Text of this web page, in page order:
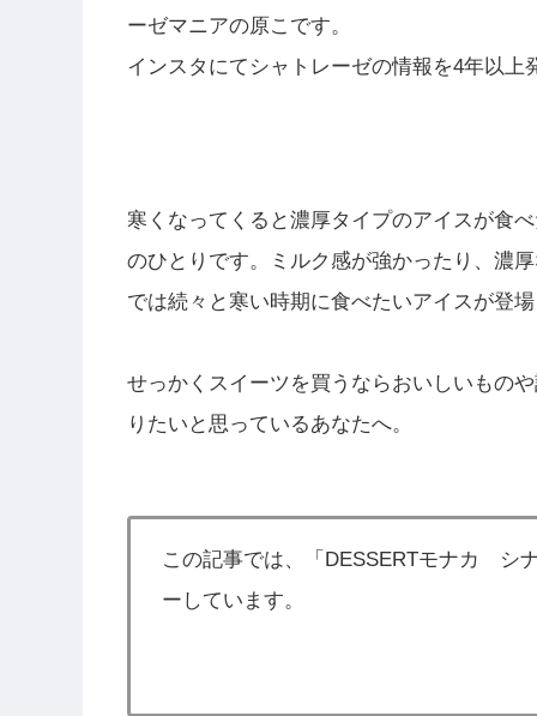
ーゼマニアの原こです。
インスタにてシャトレーゼの情報を4年以上
寒くなってくると濃厚タイプのアイスが食
のひとりです。ミルク感が強かったり、濃
では続々と寒い時期に食べたいアイスが登
せっかくスイーツを買うならおいしいもの
りたいと思っているあなたへ。
この記事では、「DESSERTモナカ シ
ーしています。